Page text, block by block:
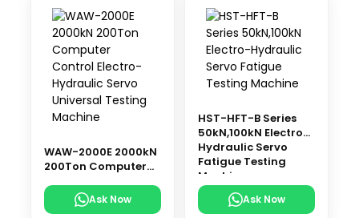
WAW-2000E 2000kN
200Ton Computer
Hydraulic Servo
Universal Testing
Ask Now
HST-HFT-B Series
50kN,100kN Electro-
Hydraulic Servo
Fatigue Testing
Machine
Ask Now